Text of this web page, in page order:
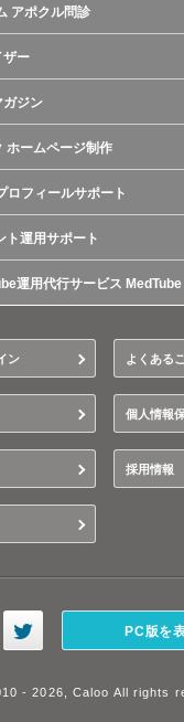
アポクル問診
ザー
ガジン
ホームページ制作
ロフィールサポート
ト運用サポート
運用代行サービス MedTube
ン よくある
個人情報
採用情報
PC版を
- 2026, Caloo All rights